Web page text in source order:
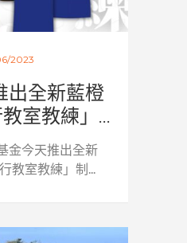
2023
出全新藍橙
室教練」...
金今天推出全新
教室教練」制...